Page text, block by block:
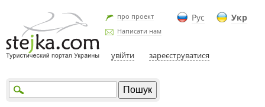
Рус Укр
про проект
Написати нам
увійти зареєструватися